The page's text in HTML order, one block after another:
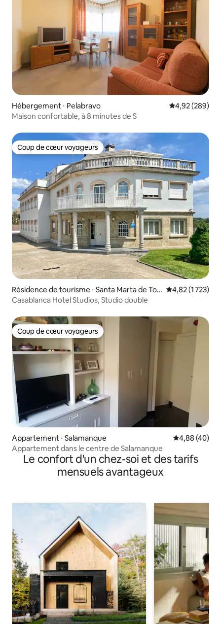
Hébergement ⋅ Pelabravo Évaluation
4,92 (289)
Maison confortable, à 8 minutes de S
Coup de cœur voyageurs
Coup de cœur voyageurs
Résidence de tourisme ⋅ Santa Marta de Tor
mes
Évaluation
4,82 (1 723)
Casablanca Hotel Studios, Studio double
Coup de cœur voyageurs
Coup de cœur voyageurs
Appartement ⋅ Salamanque Évaluation
4,88 (40)
Appartement dans le centre de Salamanque
Le confort d'un chez-soi et des tarifs
mensuels avantageux